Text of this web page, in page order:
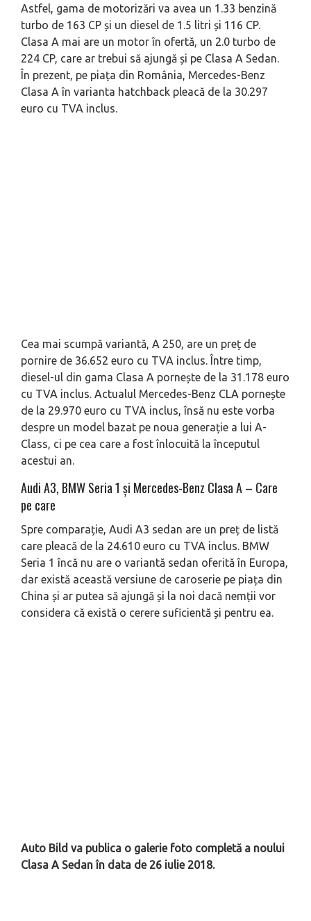
Astfel, gama de motorizări va avea un 1.33 benzină
turbo de 163 CP și un diesel de 1.5 litri și 116 CP.
Clasa A mai are un motor în ofertă, un 2.0 turbo de
224 CP, care ar trebui să ajungă și pe Clasa A Sedan.
În prezent, pe piața din România, Mercedes-Benz
Clasa A în varianta hatchback pleacă de la 30.297
euro cu TVA inclus.
Cea mai scumpă variantă, A 250, are un preț de
pornire de 36.652 euro cu TVA inclus. Între timp,
diesel-ul din gama Clasa A pornește de la 31.178 euro
cu TVA inclus. Actualul Mercedes-Benz CLA pornește
de la 29.970 euro cu TVA inclus, însă nu este vorba
despre un model bazat pe noua generație a lui A-
Class, ci pe cea care a fost înlocuită la începutul
acestui an.
Audi A3, BMW Seria 1 și Mercedes-Benz Clasa A – Care
pe care
Spre comparație, Audi A3 sedan are un preț de listă
care pleacă de la 24.610 euro cu TVA inclus. BMW
Seria 1 încă nu are o variantă sedan oferită în Europa,
dar există această versiune de caroserie pe piața din
China și ar putea să ajungă și la noi dacă nemții vor
considera că există o cerere suficientă și pentru ea.
Auto Bild va publica o galerie foto completă a noului
Clasa A Sedan în data de 26 iulie 2018.